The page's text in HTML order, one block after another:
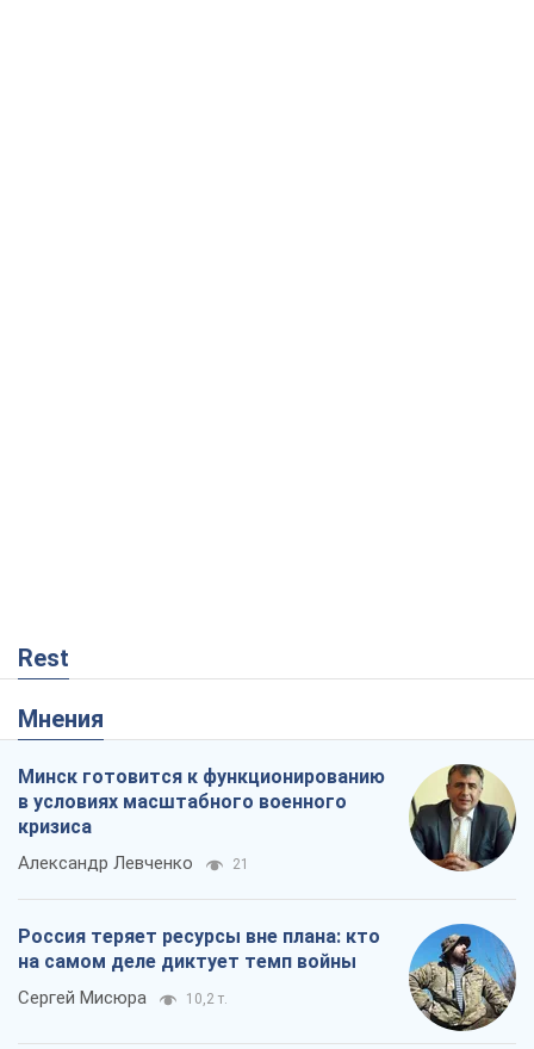
Rest
Мнения
Минск готовится к функционированию
в условиях масштабного военного
кризиса
Александр Левченко 21
Россия теряет ресурсы вне плана: кто
на самом деле диктует темп войны
Сергей Мисюра 10,2 т.